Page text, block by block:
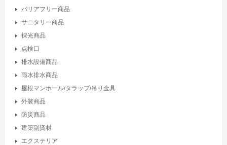
バリアフリー商品
サニタリー商品
採光商品
点検口
排水設備商品
雨水排水商品
屋根マンホール/タラップ/吊り金具
外装商品
防災商品
建築副資材
エクステリア